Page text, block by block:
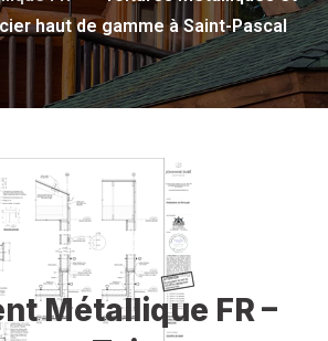
haut de gamme à Saint-Pascal
Métallique FR –